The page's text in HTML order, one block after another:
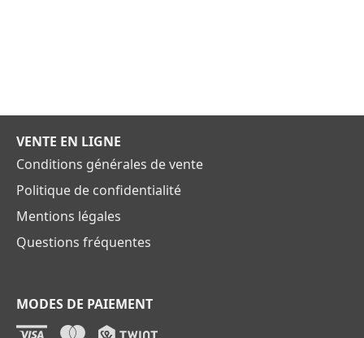
VENTE EN LIGNE
Conditions générales de vente
Politique de confidentialité
Mentions légales
Questions fréquentes
MODES DE PAIEMENT